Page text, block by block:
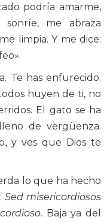
podría amarme,
me abraza
limpia. Y me dice:
Te has enfurecido.
huyen de ti, no
El gato se ha
de vergüenza.
y ves que Dios te
lo que ha hecho
Sed misericordiosos
. Baja ya del